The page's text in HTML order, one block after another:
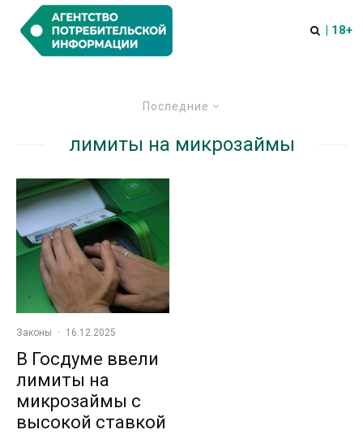
| 18+
Последние
лимиты на микрозаймы
Законы · 16.12.2025
В Госдуме ввели
лимиты на
микрозаймы с
высокой ставкой